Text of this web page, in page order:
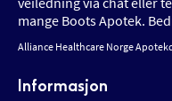
mange Boots Apotek.
Alliance Healthcare Norge
Informasjon